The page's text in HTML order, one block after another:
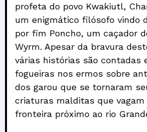
profeta do povo Kwakiutl,
um enigmático filósofo vindo
por fim Poncho, um caçador
Wyrm. Apesar da bravura
várias histórias são contadas
fogueiras nos ermos sobre
dos garou que se tornaram
criaturas malditas que vagam
fronteira próximo ao rio